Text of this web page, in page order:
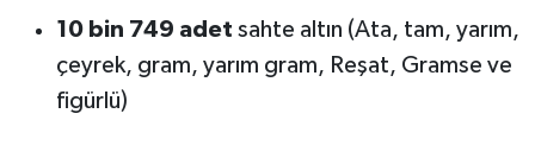
10 bin 749 adet sahte altın (Ata, tam, yarım,
çeyrek, gram, yarım gram, Reşat, Gramse ve
figürlü)